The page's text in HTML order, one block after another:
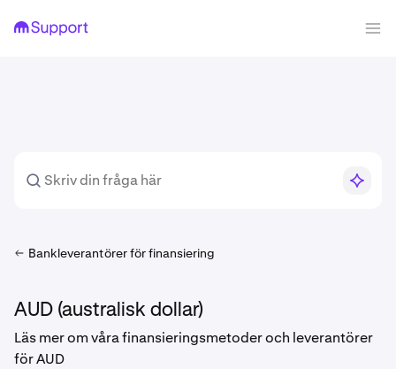
Bankleverantörer för finansiering
AUD (australisk dollar)
Läs mer om våra finansieringsmetoder och leverantörer
för AUD